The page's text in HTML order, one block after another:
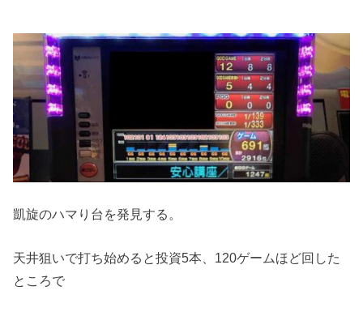
凱旋のハマり台を発見する。
天井狙いで打ち始めると投資5本、120ゲームほど回した
ところで